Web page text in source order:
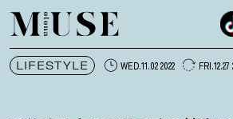
オトナミューズ ウェブ
LIFESTYLE WED.11.02 2022 FRI.12.27